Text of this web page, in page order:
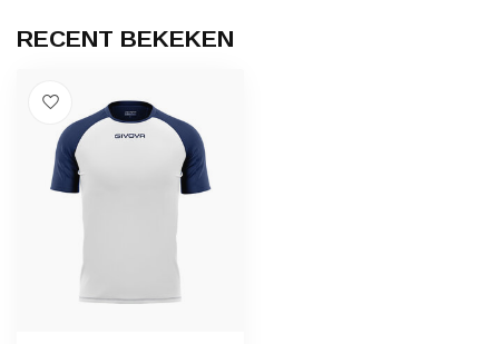
RECENT BEKEKEN